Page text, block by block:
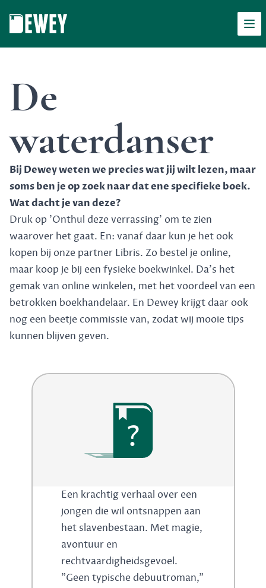
De
waterdanser
Bij Dewey weten we precies wat jij wilt lezen, maar
soms ben je op zoek naar dat ene specifieke boek.
Wat dacht je van deze?
Druk op 'Onthul deze verrassing' om te zien
waarover het gaat. En: vanaf daar kun je het ook
kopen bij onze partner Libris. Zo bestel je online,
maar koop je bij een fysieke boekwinkel. Da's het
gemak van online winkelen, met het voordeel van een
betrokken boekhandelaar. En Dewey krijgt daar ook
nog een beetje commissie van, zodat wij mooie tips
kunnen blijven geven.
?
Een krachtig verhaal over een
jongen die wil ontsnappen aan
het slavenbestaan. Met magie,
avontuur en
rechtvaardigheidsgevoel.
"Geen typische debuutroman,"